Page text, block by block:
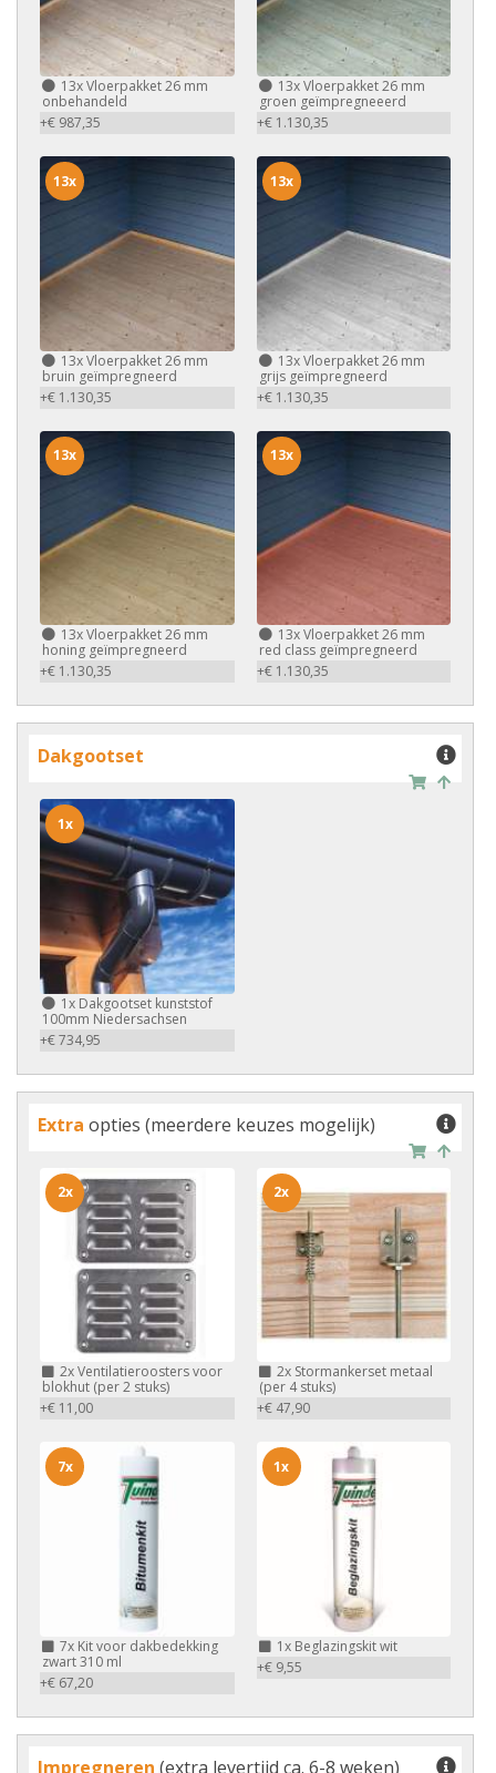
13xVloerpakket 26 mm
onbehandeld
+€ 987,35
13xVloerpakket 26 mm
groen geïmpregneeerd
+€ 1.130,35
13xVloerpakket 26 mm
bruin geïmpregneerd
+€ 1.130,35
13x
13xVloerpakket 26 mm
grijs geïmpregneerd
+€ 1.130,35
13x
13xVloerpakket 26 mm
honing geïmpregneerd
+€ 1.130,35
13x
13xVloerpakket 26 mm
red class geïmpregneerd
+€ 1.130,35
13x
Dakgootset
1x Dakgootset kunststof
100mm Niedersachsen
+€ 734,95
1x
Extra opties (meerdere keuzes mogelijk)
2xVentilatieroosters voor
blokhut (per 2 stuks)
+€ 11,00
2x
2xStormankerset metaal
(per 4 stuks)
+€ 47,90
2x
7x Kit voor dakbedekking
zwart 310 ml
+€ 67,20
7x
1xBeglazingskit wit
+€ 9,55
1x
Impregneren (extra levertijd ca. 6-8 weken)